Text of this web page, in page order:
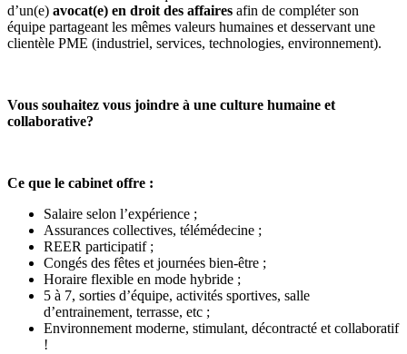
d’un(e) avocat(e) en droit des affaires afin de compléter son
équipe partageant les mêmes valeurs humaines et desservant une
clientèle PME (industriel, services, technologies, environnement).
Vous souhaitez vous joindre à une culture humaine et
collaborative?
Ce que le cabinet offre :
Salaire selon l’expérience ;
Assurances collectives, télémédecine ;
REER participatif ;
Congés des fêtes et journées bien-être ;
Horaire flexible en mode hybride ;
5 à 7, sorties d’équipe, activités sportives, salle
d’entrainement, terrasse, etc ;
Environnement moderne, stimulant, décontracté et collaboratif
!